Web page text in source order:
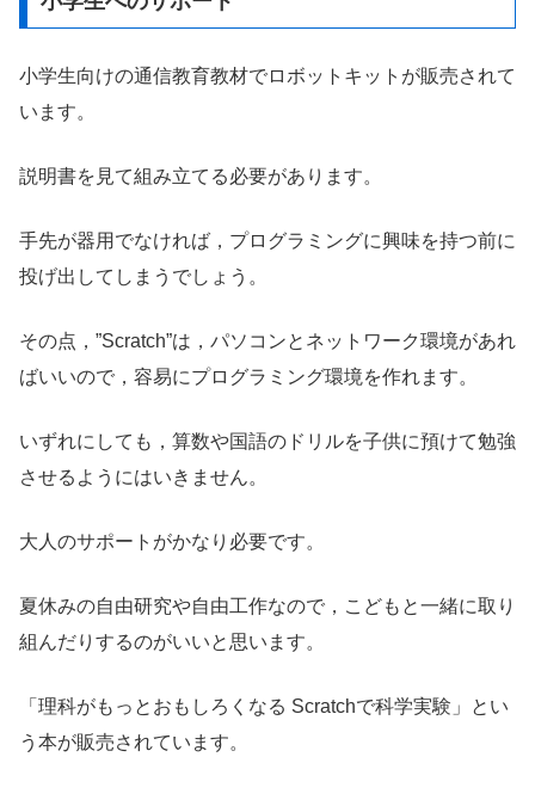
小学生向けの通信教育教材でロボットキットが販売されて
います。
説明書を見て組み立てる必要があります。
手先が器用でなければ，プログラミングに興味を持つ前に
投げ出してしまうでしょう。
その点，”Scratch”は，パソコンとネットワーク環境があれ
ばいいので，容易にプログラミング環境を作れます。
いずれにしても，算数や国語のドリルを子供に預けて勉強
させるようにはいきません。
大人のサポートがかなり必要です。
夏休みの自由研究や自由工作なので，こどもと一緒に取り
組んだりするのがいいと思います。
「理科がもっとおもしろくなる Scratchで科学実験」とい
う本が販売されています。